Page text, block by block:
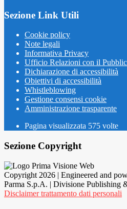
Sezione Link Utili
Cookie policy
Note legali
Informativa Privacy
Ufficio Relazioni con il
Dichiarazione di accessibilità
Obiettivi di accessibilità
Whistleblowing
Gestione consensi cookie
Amministrazione trasparente
Pagina visualizzata 575 volte
Sezione Copyright
Copyright 2026 | Engineered and
Parma S.p.A. | Divisione Publishing
Disclaimer trattamento dati personali